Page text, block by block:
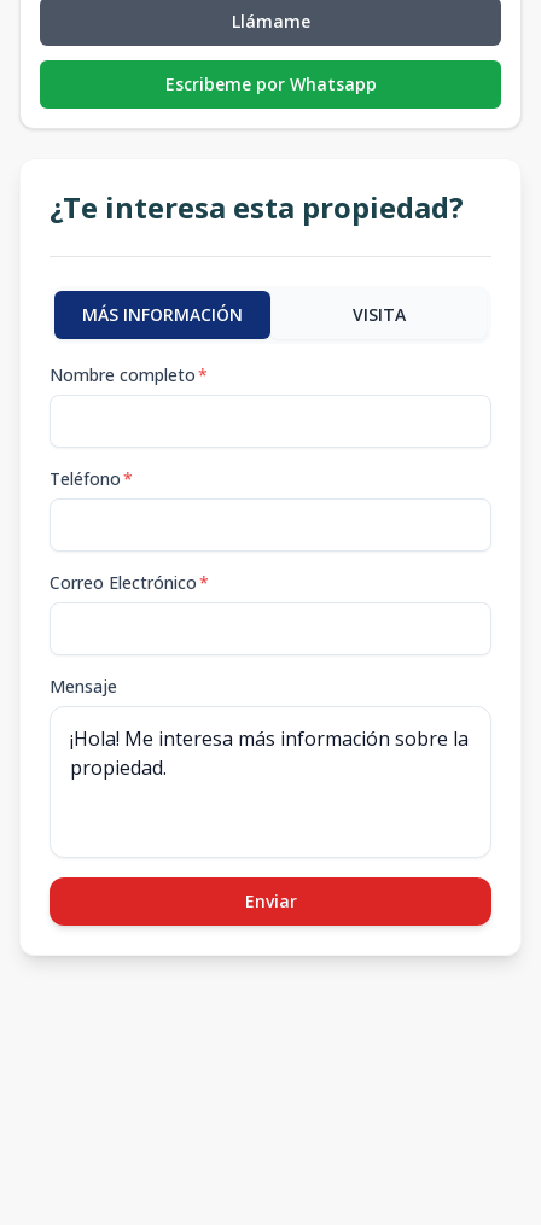
Llámame
Escribeme por Whatsapp
¿Te interesa esta propiedad?
MÁS INFORMACIÓN VISITA
Nombre completo*
Teléfono*
Correo Electrónico*
Mensaje
Enviar